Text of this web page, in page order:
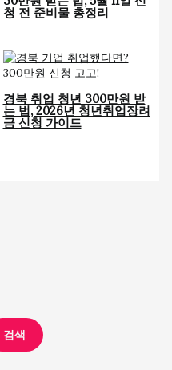
청 전 준비물 총정리
경북 취업 청년 300만원 받
는 법, 2026년 청년취업장려
금 신청 가이드
검색